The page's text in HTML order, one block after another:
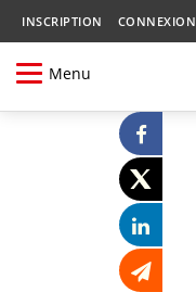
INSCRIPTION CONNEXION
Menu